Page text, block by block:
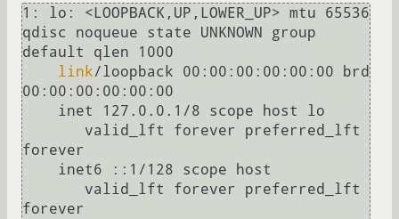
1: lo: <LOOPBACK,UP,LOWER_UP> mtu 65536
qdisc noqueue state UNKNOWN group
default qlen 1000
link/loopback 00:00:00:00:00:00 brd
00:00:00:00:00:00
forever
forever